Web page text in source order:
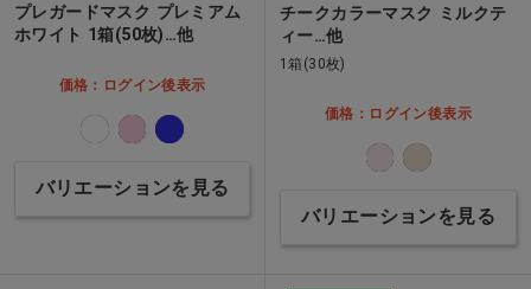
プレガードマスク プレミアム
ホワイト 1箱(50枚)…他
価格：ログイン後表示
バリエーションを見る
チークカラーマスク ミルクテ
ィー…他
1箱(30枚)
価格：ログイン後表示
バリエーションを見る